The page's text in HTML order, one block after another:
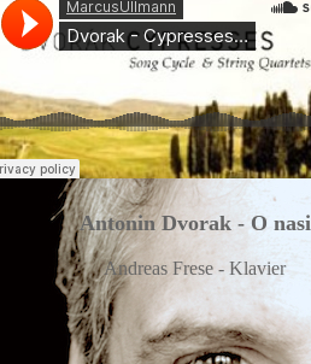
Antonin Dvorak - O nasi
Andreas Frese - Klavier